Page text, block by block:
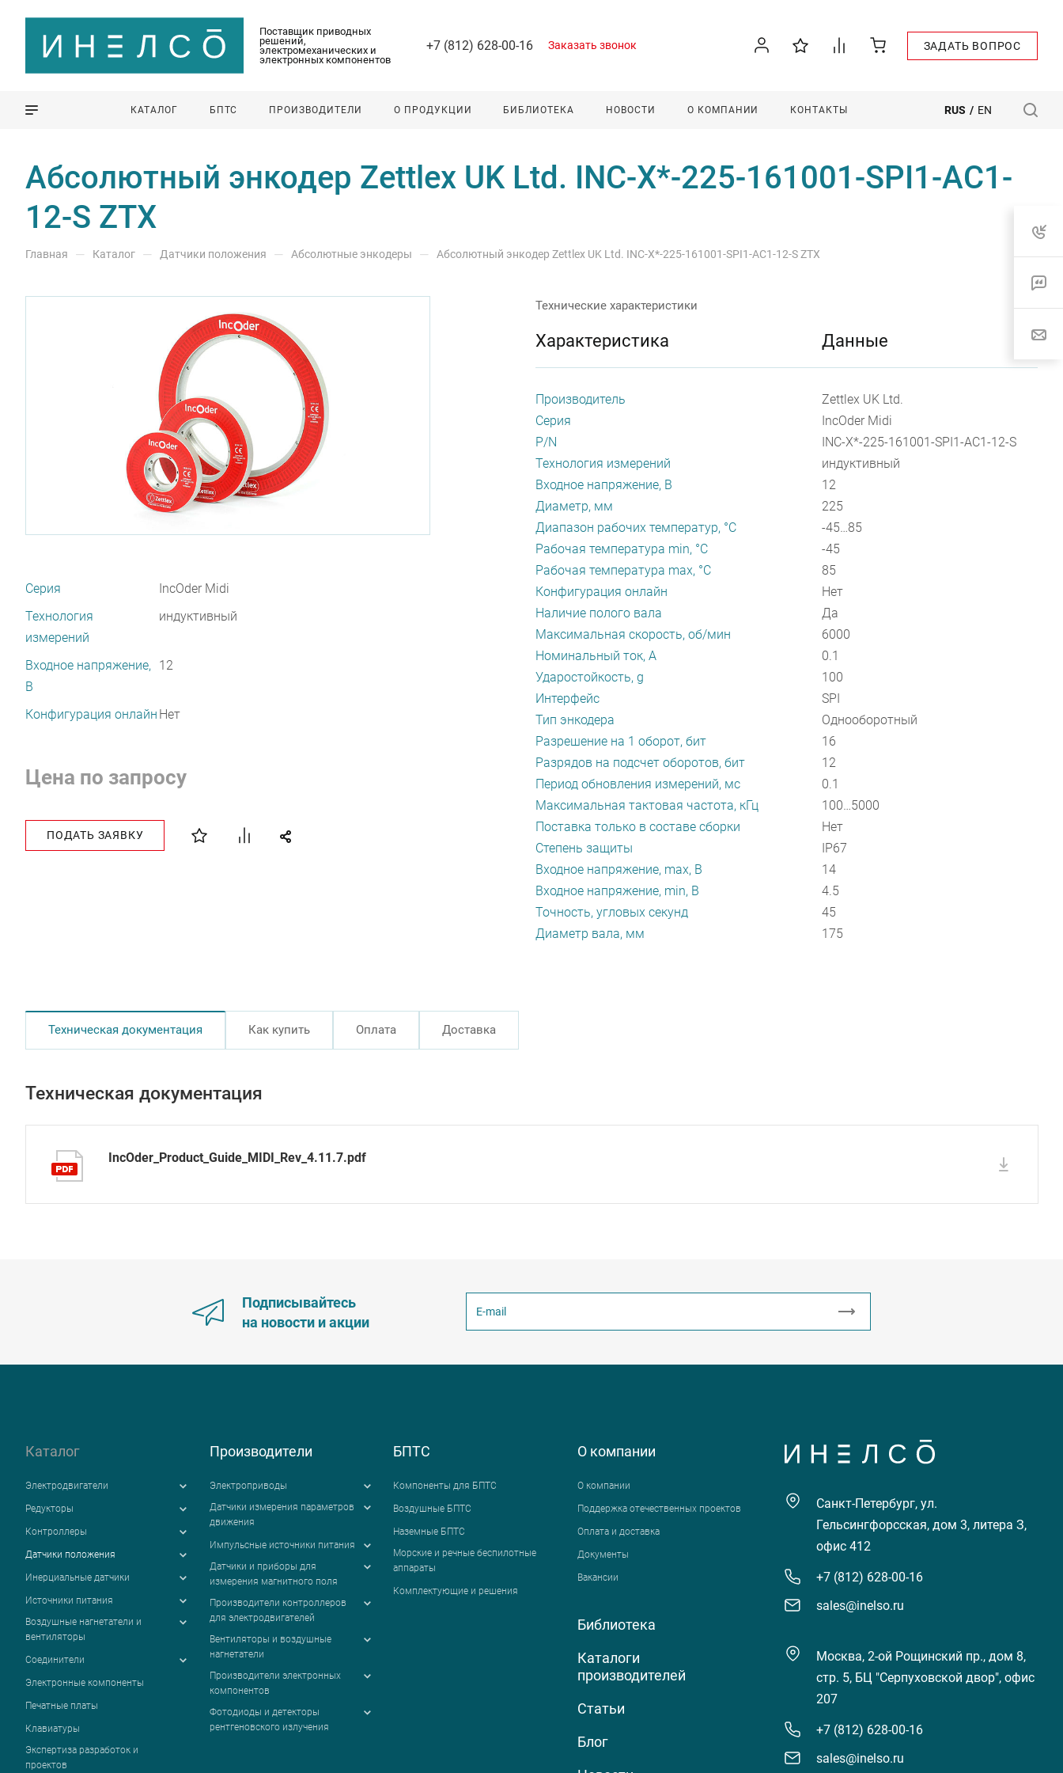
Поставщик приводных
решений,
электромеханических и
электронных компонентов
+7 (812) 628-00-16 Заказать звонок ЗАДАТЬ ВОПРОС
КАТАЛОГ БПТС ПРОИЗВОДИТЕЛИ О ПРОДУКЦИИ БИБЛИОТЕКА НОВОСТИ О КОМПАНИИ КОНТАКТЫ RUS / EN
Абсолютный энкодер Zettlex UK Ltd. INC-X*-225-161001-SPI1-AC1-
12-S ZTX
Главная — Каталог — Датчики положения — Абсолютные энкодеры — Абсолютный энкодер Zettlex UK Ltd. INC-X*-225-161001-SPI1-AC1-12-S ZTX
Серия
IncOder Midi
Технология
измерений
индуктивный
Входное напряжение,
В
12
Конфигурация онлайн Нет
Цена по запросу
ПОДАТЬ ЗАЯВКУ
Технические характеристики
Характеристика Данные
Производитель
Zettlex UK Ltd.
Серия
IncOder Midi
P/N
INC-X*-225-161001-SPI1-AC1-12-S
Технология измерений
индуктивный
Входное напряжение, В
12
Диаметр, мм
225
Диапазон рабочих температур, °С
-45…85
Рабочая температура min, °С
-45
Рабочая температура max, °С
85
Конфигурация онлайн
Нет
Наличие полого вала
Да
Максимальная скорость, об/мин
6000
Номинальный ток, А
0.1
Ударостойкость, g
100
Интерфейс
SPI
Тип энкодера
Однооборотный
Разрешение на 1 оборот, бит
16
Разрядов на подсчет оборотов, бит
12
Период обновления измерений, мс
0.1
Максимальная тактовая частота, кГц
100…5000
Поставка только в составе сборки
Нет
Степень защиты
IP67
Входное напряжение, max, В
14
Входное напряжение, min, В
4.5
Точность, угловых секунд
45
Диаметр вала, мм
175
Техническая документация Как купить Оплата Доставка
Техническая документация
IncOder_Product_Guide_MIDI_Rev_4.11.7.pdf
Подписывайтесь
на новости и акции
Каталог
Электродвигатели
Редукторы
Контроллеры
Датчики положения
Инерциальные датчики
Источники питания
Воздушные нагнетатели и
вентиляторы
Соединители
Электронные компоненты
Печатные платы
Клавиатуры
Экспертиза разработок и
проектов
Производители
Электроприводы
Датчики измерения параметров
движения
Импульсные источники питания
Датчики и приборы для
измерения магнитного поля
Производители контроллеров
для электродвигателей
Вентиляторы и воздушные
нагнетатели
Производители электронных
компонентов
Фотодиоды и детекторы
рентгеновского излучения
БПТС
Компоненты для БПТС
Воздушные БПТС
Наземные БПТС
Морские и речные беспилотные
аппараты
Комплектующие и решения
О компании
О компании
Поддержка отечественных проектов
Оплата и доставка
Документы
Вакансии
Библиотека
Каталоги
производителей
Статьи
Блог
Санкт-Петербург, ул.
Гельсингфорсская, дом 3, литера З,
офис 412
+7 (812) 628-00-16
sales@inelso.ru
Москва, 2-ой Рощинский пр., дом 8,
стр. 5, БЦ "Серпуховской двор", офис
207
+7 (812) 628-00-16
sales@inelso.ru